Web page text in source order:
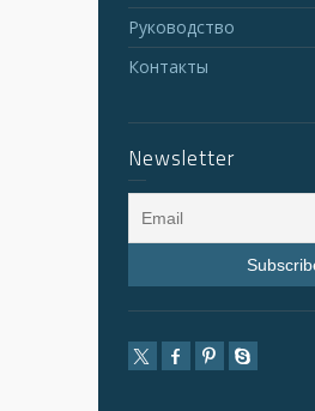
Руководство
Контакты
Newsletter